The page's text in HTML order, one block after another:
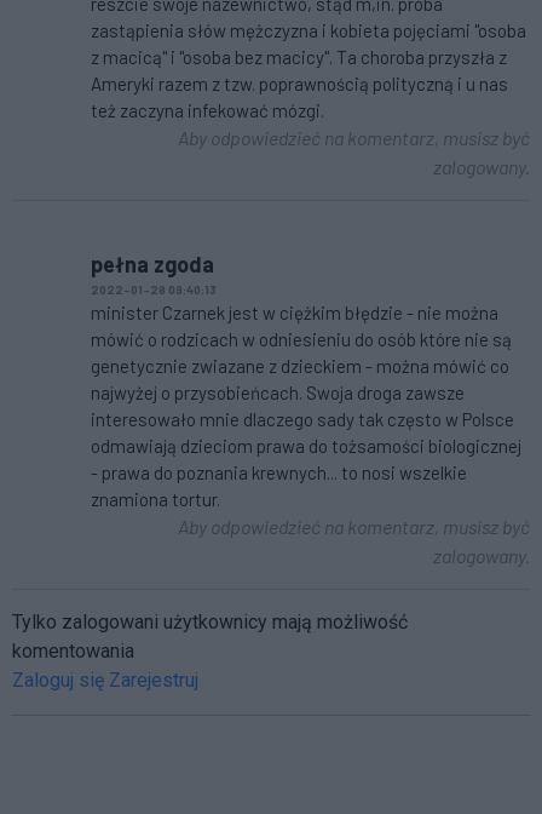
zastąpienia słów mężczyzna i kobieta pojęciami "osoba
z macicą" i "osoba bez macicy". Ta choroba przyszła z
Ameryki razem z tzw. poprawnością polityczną i u nas
też zaczyna infekować mózgi.
Aby odpowiedzieć na komentarz, musisz być
zalogowany.
pełna zgoda
2022-01-28 09:40:13
minister Czarnek jest w ciężkim błędzie - nie można
mówić o rodzicach w odniesieniu do osób które nie są
genetycznie zwiazane z dzieckiem - można mówić co
najwyżej o przysobieńcach. Swoja droga zawsze
interesowało mnie dlaczego sady tak często w Polsce
odmawiają dzieciom prawa do tożsamości biologicznej
- prawa do poznania krewnych... to nosi wszelkie
znamiona tortur.
Aby odpowiedzieć na komentarz, musisz być
zalogowany.
Tylko zalogowani użytkownicy mają możliwość
komentowania
Zaloguj się Zarejestruj